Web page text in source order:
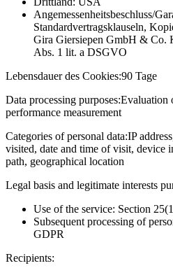
Angemessenheitsbeschluss/
Standardvertragsklauseln,
Gira Giersiepen GmbH & Co.
Abs. 1 lit. a DSGVO
Lebensdauer des Cookies:90 Tage
Data processing purposes:Evaluation
performance measurement
Categories of personal data:IP
visited, date and time of visit, device
path, geographical location
Legal basis and legitimate interests
Use of the service: Section
Subsequent processing of
GDPR
Recipients: